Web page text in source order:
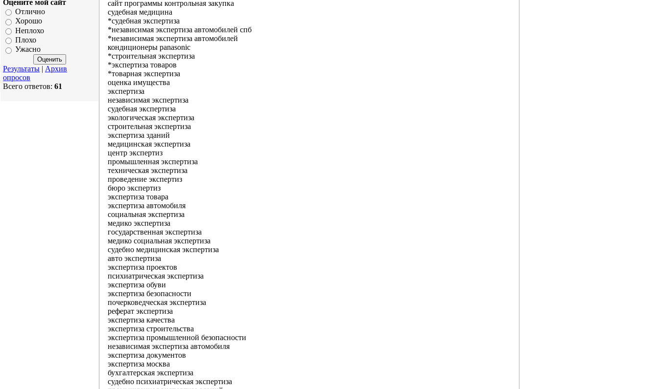
Оцените мой сайт
Отлично
Хорошо
Неплохо
Плохо
Ужасно
Результаты | Архив
опросов
Всего ответов: 61
сайт программы контрольная закупка
судебная медицина
*судебная экспертиза
*независимая экспертиза автомобилей спб
*независимая экспертиза автомобилей
кондиционеры panasonic
*строительная экспертиза
*экспертиза товаров
*товарная экспертиза
оценка имущества
экспертиза
независимая экспертиза
судебная экспертиза
экологическая экспертиза
строительная экспертиза
экспертиза зданий
медицинская экспертиза
центр экспертиз
промышленная экспертиза
техническая экспертиза
проведение экспертиз
бюро экспертиз
экспертиза товара
экспертиза автомобиля
социальная экспертиза
медико экспертиза
государственная экспертиза
медико социальная экспертиза
судебно медицинская экспертиза
авто экспертиза
экспертиза проектов
психиатрическая экспертиза
экспертиза обуви
экспертиза безопасности
почерковедческая экспертиза
реферат экспертиза
экспертиза качества
экспертиза строительства
экспертиза промышленной безопасности
независимая экспертиза автомобиля
экспертиза документов
экспертиза москва
бухгалтерская экспертиза
судебно психиатрическая экспертиза